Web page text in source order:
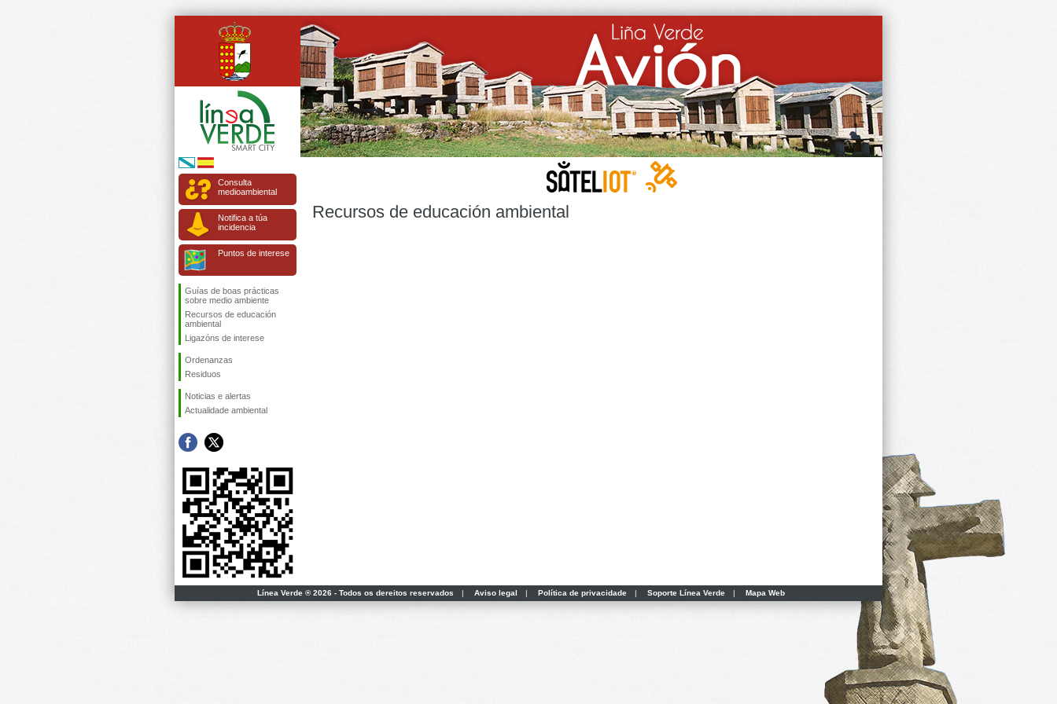
Consulta
medioambiental
Notifica a túa
incidencia
Puntos de interese
Guías de boas prácticas
sobre medio ambiente
Recursos de educación
ambiental
Ligazóns de interese
Ordenanzas
Residuos
Noticias e alertas
Actualidade ambiental
Recursos de educación ambiental
Línea Verde ® 2026 - Todos os dereitos reservados | Aviso legal | Política de privacidade | Soporte Línea Verde | Mapa Web